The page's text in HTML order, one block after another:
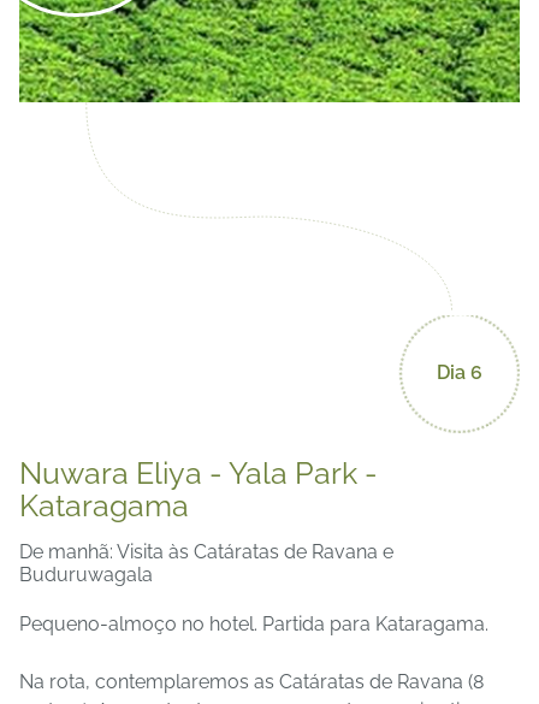
Dia 6
Nuwara Eliya - Yala Park -
Kataragama
De manhã: Visita às Catáratas de Ravana e
Buduruwagala
Pequeno-almoço no hotel. Partida para Kataragama.
Na rota, contemplaremos as Catáratas de Ravana (8